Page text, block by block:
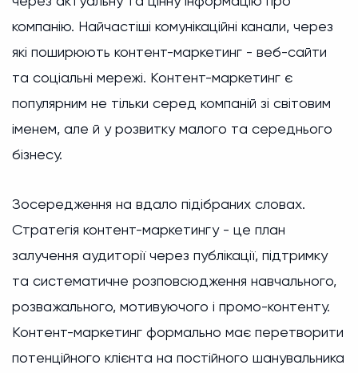
компанію. Найчастіші комунікаційні канали, через
які поширюють контент-маркетинг - веб-сайти
та соціальні мережі. Контент-маркетинг є
популярним не тільки серед компаній зі світовим
іменем, але й у розвитку малого та середнього
бізнесу.
Зосередження на вдало підібраних словах.
Стратегія контент-маркетингу - це план
залучення аудиторії через публікації, підтримку
та систематичне розповсюдження навчального,
розважального, мотивуючого і промо-контенту.
Контент-маркетинг формально має перетворити
потенційного клієнта на постійного шанувальника